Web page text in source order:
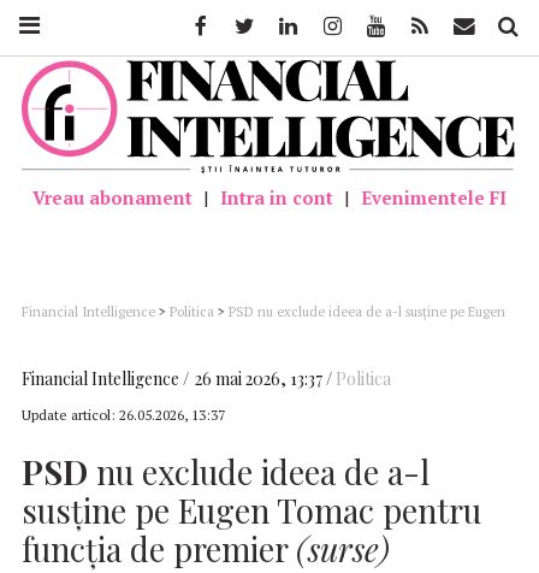
Vreau abonament | Intra in cont | Evenimentele FI
Financial Intelligence > Politica > PSD nu exclude ideea de a-l susţine pe Eugen
Financial Intelligence 26 mai 2026, 13:37 Politica
Update articol: 26.05.2026, 13:37
PSD nu exclude ideea de a-l
susţine pe Eugen Tomac pentru
funcţia de premier(surse)
FacebookTwitter LinkedinInstagramYoutube Feed Mail